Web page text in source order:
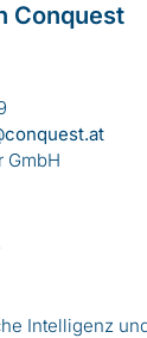
Conquest
GmbH
Intelligenz